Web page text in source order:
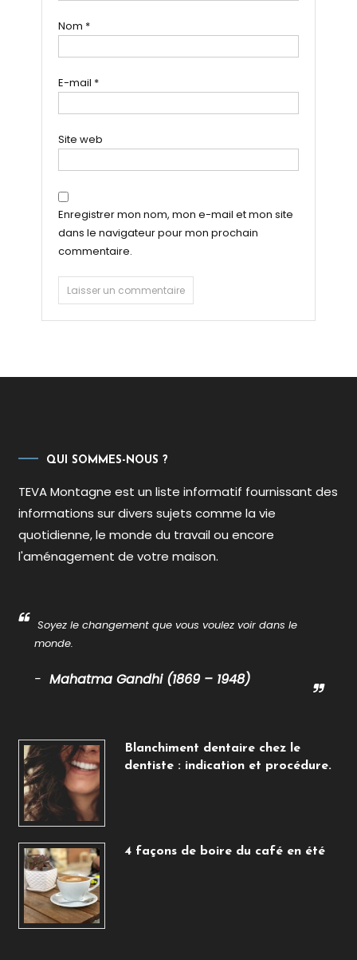
Nom *
E-mail *
Site web
Enregistrer mon nom, mon e-mail et mon site
dans le navigateur pour mon prochain
commentaire.
QUI SOMMES-NOUS ?
TEVA Montagne est un liste informatif fournissant des
informations sur divers sujets comme la vie
quotidienne, le monde du travail ou encore
l'aménagement de votre maison.
Soyez le changement que vous voulez voir dans le
monde.
Mahatma Gandhi (1869 – 1948)
Blanchiment dentaire chez le
dentiste : indication et procédure.
4 façons de boire du café en été